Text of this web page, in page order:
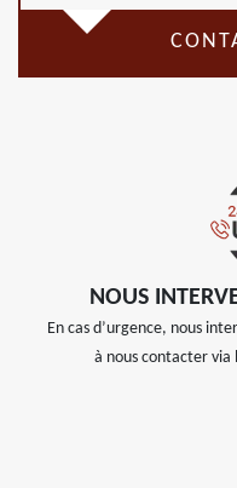
NOUS
En cas d’urgence, nous
à nous contacter via